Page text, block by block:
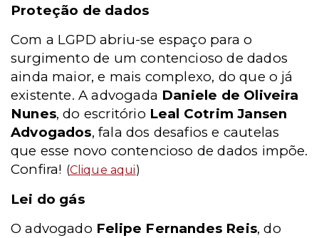
Proteção de dados
Com a LGPD abriu-se espaço para o
surgimento de um contencioso de dados
ainda maior, e mais complexo, do que o já
existente. A advogada Daniele de Oliveira
Nunes, do escritório Leal Cotrim Jansen
Advogados, fala dos desafios e cautelas
que esse novo contencioso de dados impõe.
Confira! (Clique aqui)
Lei do gás
O advogado Felipe Fernandes Reis, do